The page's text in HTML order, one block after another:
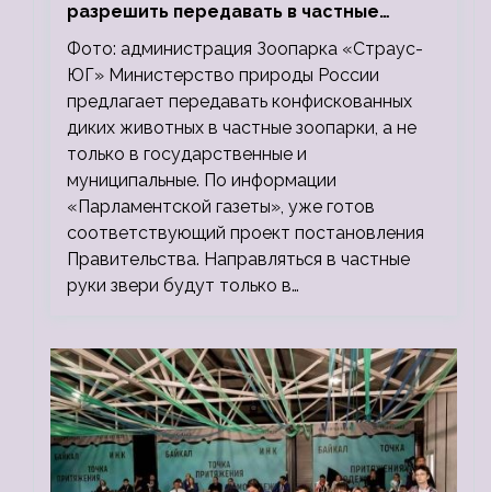
разрешить передавать в частные
зоопарки
Фото: администрация Зоопарка «Страус-
ЮГ» Министерство природы России
предлагает передавать конфискованных
диких животных в частные зоопарки, а не
только в государственные и
муниципальные. По информации
«Парламентской газеты», уже готов
соответствующий проект постановления
Правительства. Направляться в частные
руки звери будут только в…